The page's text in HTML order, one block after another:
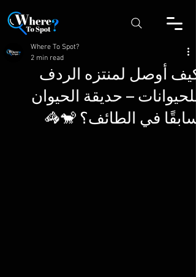
كيف أوصل لمنتزه الردف
للحيوانات – حديقة الحيوان
سابقًا في الطائف؟ 🐒🦓
Where To Spot?
2 min read